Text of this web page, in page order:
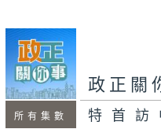
minutes,
seconds
所有集數
政正關
特首訪